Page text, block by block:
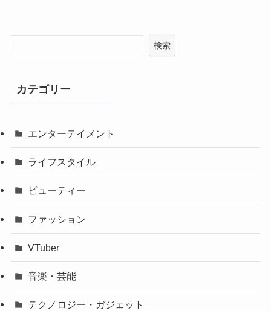
検索
カテゴリー
エンターテイメント
ライフスタイル
ビューティー
ファッション
VTuber
音楽・芸能
テクノロジー・ガジェット